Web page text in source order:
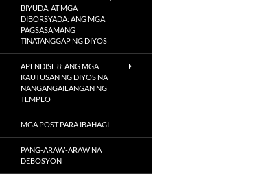
BIYUDA, AT MGA
DIBORSYADA: ANG MGA
PAGSASAMANG
TINATANGGAP NG DIYOS
APENDISE 8: ANG MGA
KAUTUSAN NG DIYOS NA
NANGANGAILANGAN NG
TEMPLO
MGA POST PARA IBAHAGI
PANG-ARAW-ARAW NA
DEBOSYON